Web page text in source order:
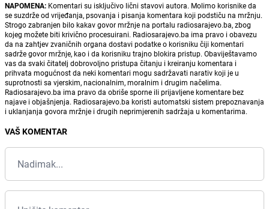
NAPOMENA: Komentari su isključivo lični stavovi autora. Molimo korisnike da
se suzdrže od vrijeđanja, psovanja i pisanja komentara koji podstiču na mržnju.
Strogo zabranjen bilo kakav govor mržnje na portalu radiosarajevo.ba, zbog
kojeg možete biti krivično procesuirani. Radiosarajevo.ba ima pravo i obavezu
da na zahtjev zvaničnih organa dostavi podatke o korisniku čiji komentari
sadrže govor mržnje, kao i da korisniku trajno blokira pristup. Obaviještavamo
vas da svaki čitatelj dobrovoljno pristupa čitanju i kreiranju komentara i
prihvata mogućnost da neki komentari mogu sadržavati narativ koji je u
suprotnosti sa vjerskim, nacionalnim, moralnim i drugim načelima.
Radiosarajevo.ba ima pravo da obriše sporne ili prijavljene komentare bez
najave i objašnjenja. Radiosarajevo.ba koristi automatski sistem prepoznavanja
i uklanjanja govora mržnje i drugih neprimjerenih sadržaja u komentarima.
VAŠ KOMENTAR